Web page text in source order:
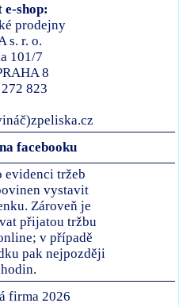
shop:
prodejny
s. r. o.
101/7
8
823
facebooku
evidenci tržeb
vystavit
Zároveň je
přijatou tržbu
v případě
pak nejpozději